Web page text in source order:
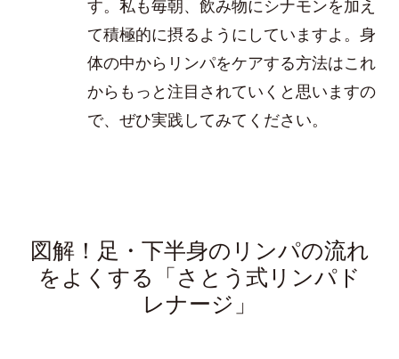
す。私も毎朝、飲み物にシナモンを加え
て積極的に摂るようにしていますよ。身
体の中からリンパをケアする方法はこれ
からもっと注目されていくと思いますの
で、ぜひ実践してみてください。
図解！足・下半身のリンパの流れ
をよくする「さとう式リンパド
レナージ」